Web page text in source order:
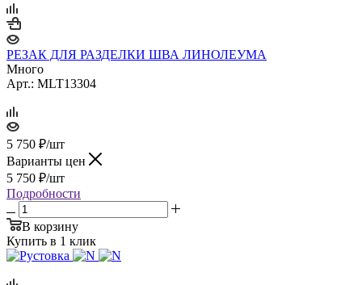
РЕЗАК ДЛЯ РАЗДЕЛКИ ШВА ЛИНОЛЕУМА
Много
Арт.: MLT13304
5 750 ₽/шт
Варианты цен
5 750 ₽/шт
Подробности
В корзину
Купить в 1 клик